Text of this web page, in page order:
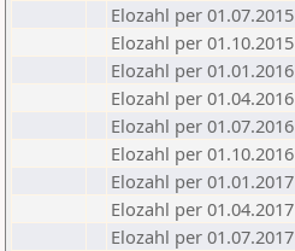
Elozahl per 01.07.2015
Elozahl per 01.10.2015
Elozahl per 01.01.2016
Elozahl per 01.04.2016
Elozahl per 01.07.2016
Elozahl per 01.10.2016
Elozahl per 01.01.2017
Elozahl per 01.04.2017
Elozahl per 01.07.2017